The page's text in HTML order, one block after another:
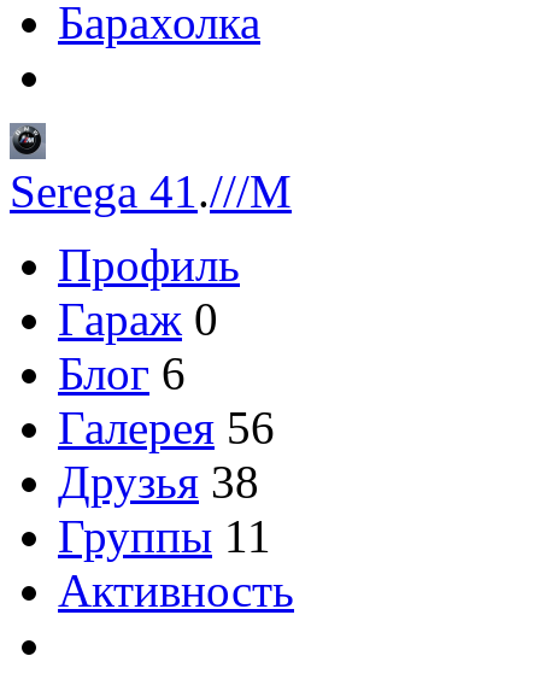
Барахолка
Serega 41.///M
Профиль
Гараж 0
Блог 6
Галерея 56
Друзья 38
Группы 11
Активность